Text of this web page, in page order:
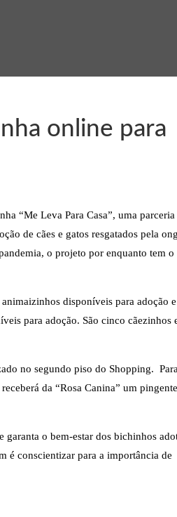
online para
“Me Leva Para Casa”, uma parceria
de cães e gatos resgatados pela
o projeto por enquanto tem o
disponíveis para adoção e
para adoção. São cinco cãezinhos
no segundo piso do Shopping. Para
da “Rosa Canina” um
garanta o bem-estar dos bichinhos
é conscientizar para a importância de